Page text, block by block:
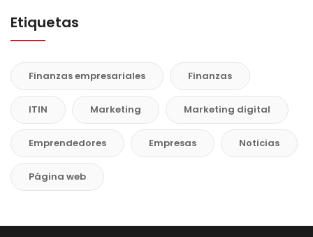
Etiquetas
Finanzas empresariales Finanzas
ITIN Marketing Marketing digital
Emprendedores Empresas Noticias
Página web